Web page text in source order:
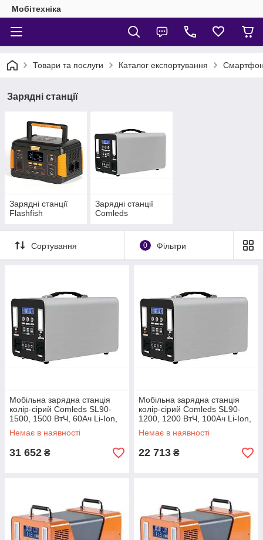
Мобітехніка
Товари та послуги Каталог експортування
Зарядні станції
Зарядні станції
Flashfish
Зарядні станції
Comleds
Сортування 0 Фільтри
Мобільна зарядна станція
колір-сірий Comleds SL90-
1500, 1500 ВтЧ, 60Ач Li-Ion,
1500 Вт (CLET3000-SL90-
1500)
Немає в наявності
31 652 ₴
Мобільна зарядна станція
колір-сірий Comleds SL90-
1200, 1200 ВтЧ, 100Ач Li-Ion,
1000 Вт (CLET2000-SL90-
1200)
Немає в наявності
22 713 ₴